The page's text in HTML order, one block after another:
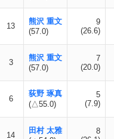
13
熊沢 重文
(57.0)
9
(26.6)
3
熊沢 重文
(57.0)
7
(20.0)
6
荻野 琢真
(△55.0)
5
(7.9)
14
田村 太雅
8